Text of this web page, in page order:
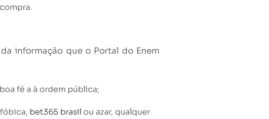
informação que o Portal do Enem
fé a à ordem pública;
bet365 brasil ou azar, qualquer